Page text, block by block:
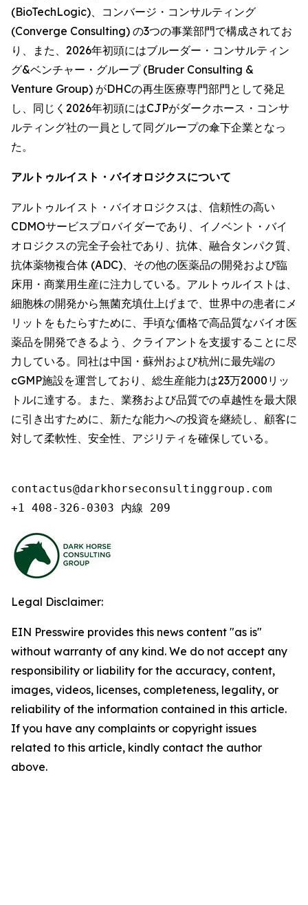
(BioTechLogic)、コンバージ・コンサルティング
(Converge Consulting) の3つの事業部門で構成されてお
り、また、2026年初頭にはブルーダー・コンサルティン
グ&ベンチャー・グループ (Bruder Consulting &
Venture Group) がDHCの再生医療専門部門として発足
し、同じく2026年初頭にはCJPがダークホース・コンサ
ルティング社の一員として同グループの傘下企業となっ
た。
アルトゥルイスト・バイオロジクスについて
アルトゥルイスト・バイオロジクスは、信頼性の高い
CDMOサービスプロバイダーであり、イノベント・バイ
オロジクスの完全子会社であり、抗体、融合タンパク質、
抗体薬物複合体 (ADC)、その他の医薬品の開発および臨
床用・商業用生産に注力している。アルトゥルイストは、
細胞株の開発から無菌充填仕上げまで、世界中の患者にメ
リットをもたらすために、手頃な価格で高品質なバイオ医
薬品を開発できるよう、クライアントを支援することに尽
力している。同社は中国・蘇州および杭州に最先端の
cGMP施設を運営しており、総生産能力は23万2000リッ
トルに達する。また、業務および品質での卓越性を最大限
に引き出すために、新たな能力への投資を継続し、顧客に
対して柔軟性、安全性、アジリティを確保している。
contactus@darkhorseconsultinggroup.com
+1 408-326-0303 内線 209
Legal Disclaimer:
EIN Presswire provides this news content "as is"
without warranty of any kind. We do not accept any
responsibility or liability for the accuracy, content,
images, videos, licenses, completeness, legality, or
reliability of the information contained in this article.
If you have any complaints or copyright issues
related to this article, kindly contact the author
above.